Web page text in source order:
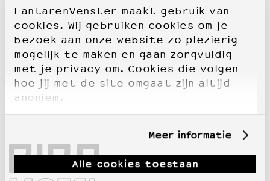
LantarenVenster maakt gebruik van
cookies. Wij gebruiken cookies om je
bezoek aan onze website zo plezierig
mogelijk te maken en gaan zorgvuldig
met je privacy om. Cookies die volgen
hoe jij met de site omgaat zijn altijd
anoniem.
Meer informatie
Alle cookies toestaan